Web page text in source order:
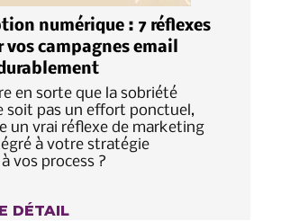
numérique : 7 réflexes
vos campagnes email
en sorte que la sobriété
soit pas un effort ponctuel,
un vrai réflexe de marketing
à votre stratégie
vos process ?
DÉTAIL